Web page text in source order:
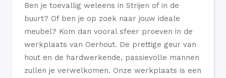
Ben je toevallig weleens in Strijen of in de
buurt? Of ben je op zoek naar jouw ideale
meubel? Kom dan vooral sfeer proeven in de
werkplaats van Oerhout. De prettige geur van
hout en de hardwerkende, passievolle mannen
zullen je verwelkomen. Onze werkplaats is een